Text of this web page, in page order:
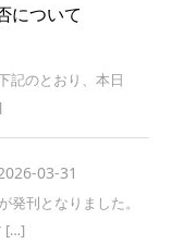
について
記のとおり、本日
03-31
刊となりました。
[…]